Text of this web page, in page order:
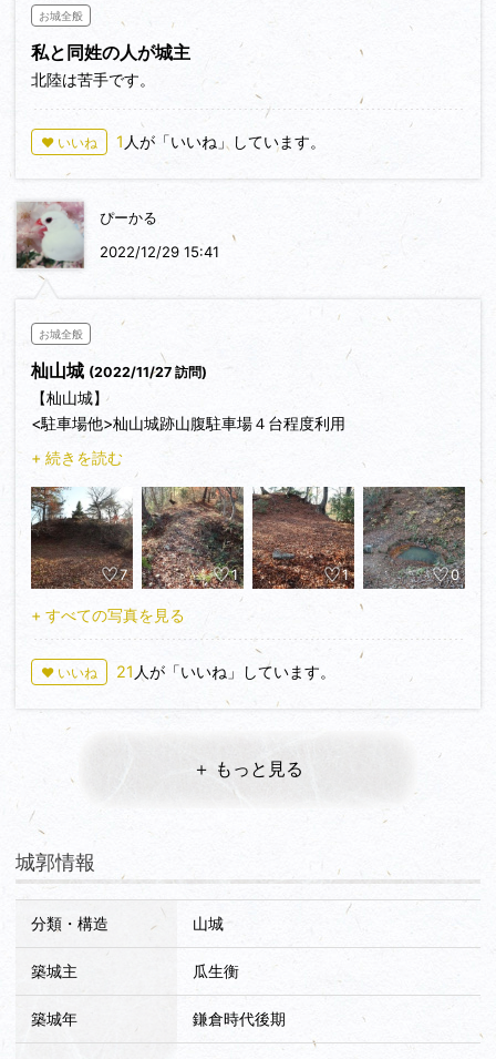
城もチャートですね。山の上に池（殿池、写真10）があるよ
うにけっこう高い位置から豊富に水が湧き出ており、頁岩を侵
食して深い谷を作っています。居館跡からの道は残ったチャー
トの瘦せ尾根や崖を伝って行きます。姫穴、殿池を経て、西御
殿跡の郭に至ります。既に結構、怖いですが、この後、もっと
怖い場所に行きます。ちなみに、花はす温泉は、まわりに広い
蓮池があり、各種の蓮が育てられている名所のようです。
お城全般
私と同姓の人が城主
北陸は苦手です。
♥ いいね 1 人が「いいね」しています。
ぴーかる
2022/12/29 15:41
お城全般
杣山城 (2022/11/27 訪問)
【杣山城】
<駐車場他>杣山城跡山腹駐車場４台程度利用
<交通手段>車
<見所>堀切・土塁・建物跡
<感想>杣山城の築城は平安時代初期に源頼親が城郭を築いた
という伝承が残っていますが、鎌倉時代の中期に瓜生衛により
瓜生氏の居城としての再築がされているので山城と山麓居館の
原型はこの時築造されたと思います。南北朝時代の城主瓜生保
の時に新田義貞軍を受け入れ合戦の場となります。戦国時代に
は朝倉氏家臣が入城したり一向一揆軍が立て籠もったりしまし
た。
先に山麓居館跡を見ました。横に広い石積みの段状の居館跡
が残っています。整備工事中でしたが日曜だったので十分内部
散策できました。山麓には二ノ城戸外濠跡があります。山麓居
館跡からも登山口がありますがこの日は既に山城４城目で流石
曲輪群、本丸の曲輪群、東御殿跡の曲輪群とに離れて分かれて
おりそこに至る尾根や曲輪群をむすぶ尾根には無数に堀切があ
ります。西御殿跡・東御殿跡の主要部の曲輪には建物跡の石列
が残っていて薄っすら顔を出しています。主郭にもあるはずで
すが埋まっているようです。西御殿と本丸を結ぶ尾根上に袿掛
方・侍女が袿を岩に掛けて飛び降りたといわれ、のぞき込んだ
ら本当に垂直に切り立った岩場は怖くて落ちたら最後ヤバいで
+ 続きを読む
7 1 1 0
+ すべての写真を見る
♥ いいね 21 人が「いいね」しています。
＋ もっと見る
城郭情報
分類・構造 山城
築城主 瓜生衡
築城年 鎌倉時代後期